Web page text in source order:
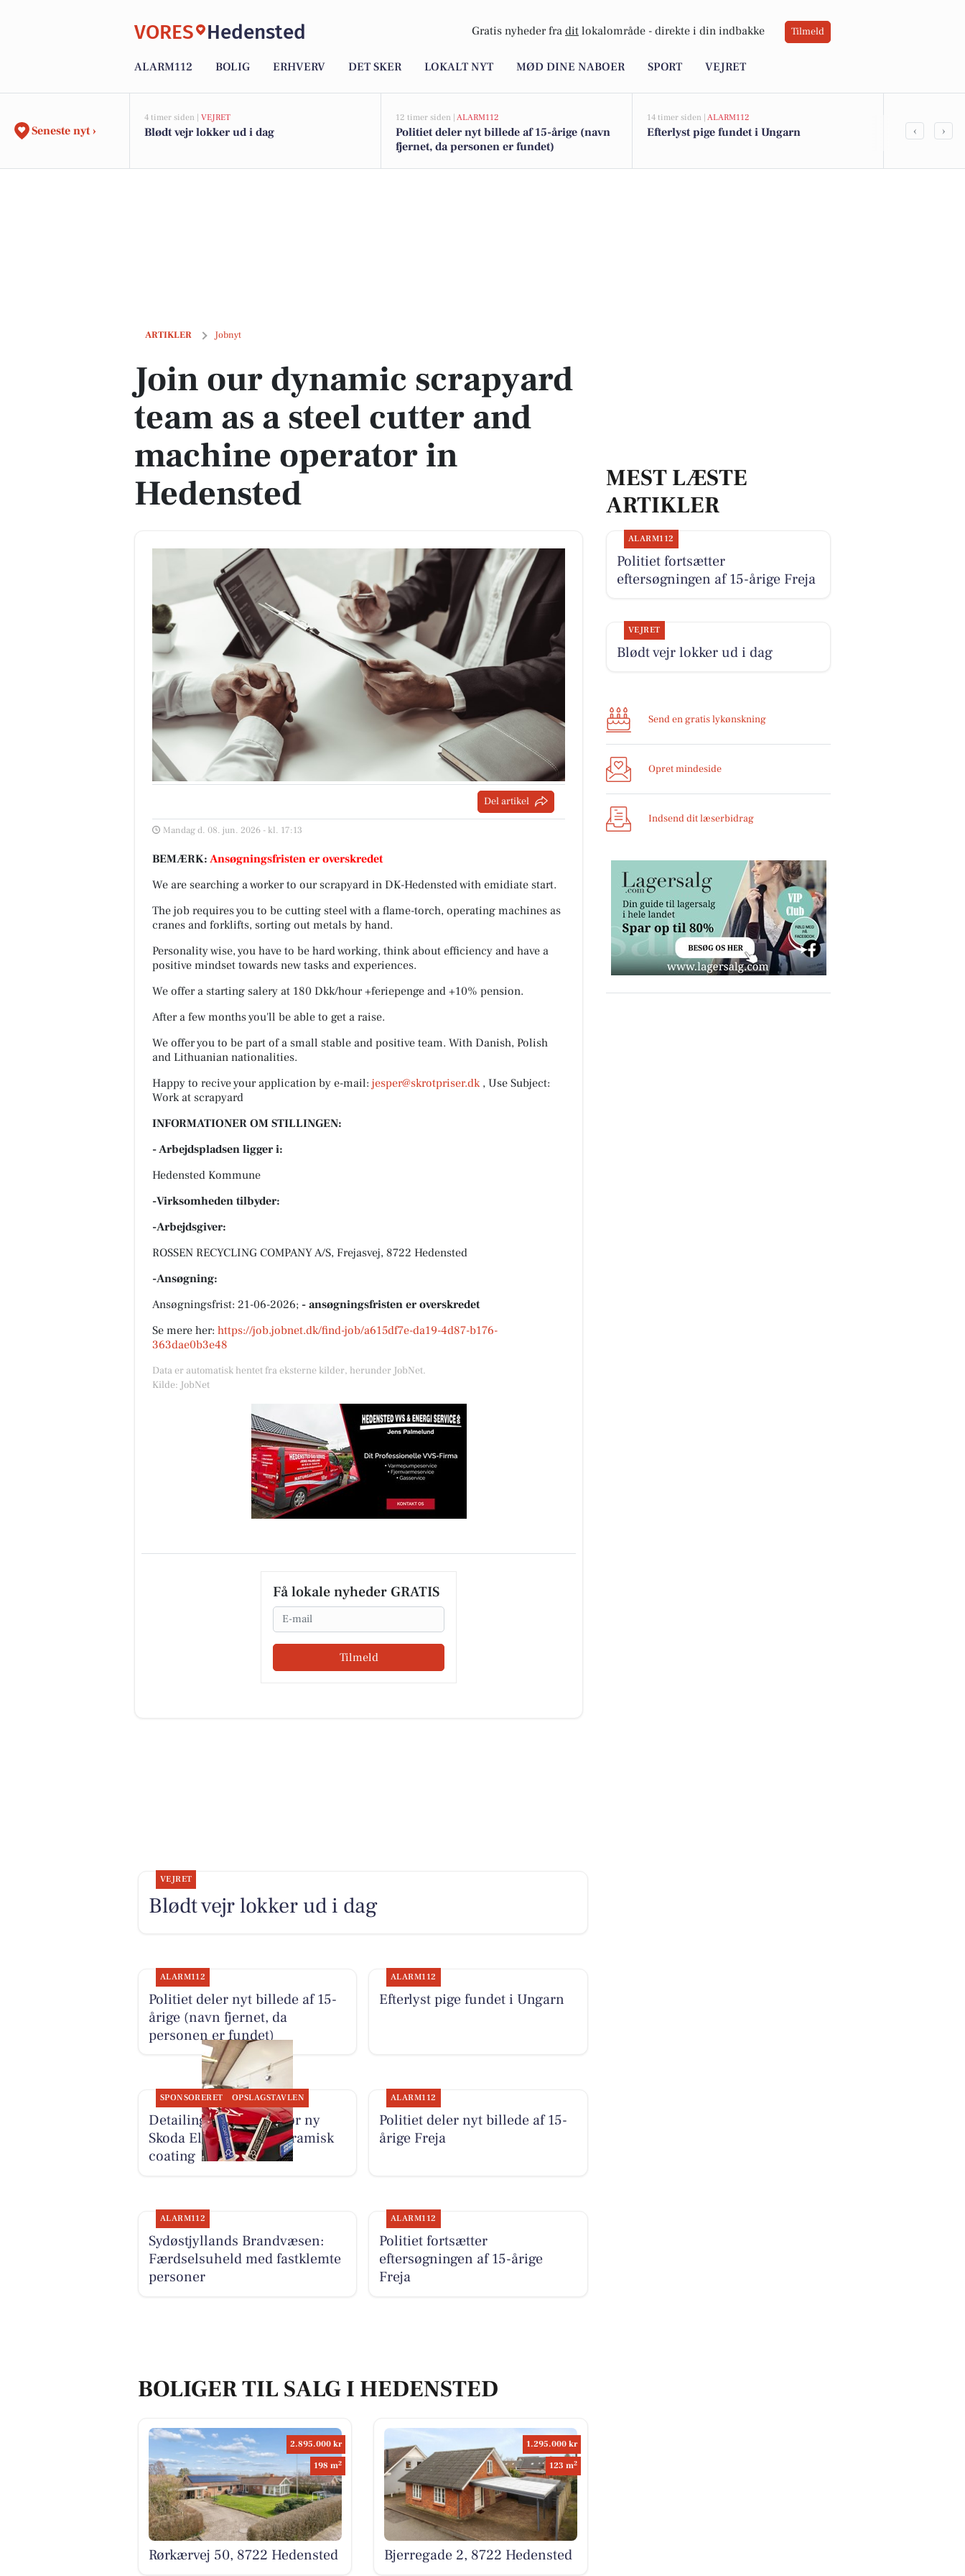
VORES Hedensted Gratis nyheder fra dit lokalområde - direkte i din indbakke Tilmeld
ALARM112 BOLIG ERHVERV DET SKER LOKALT NYT MØD DINE NABOER SPORT VEJRET
Seneste nyt ›
4 timer siden | VEJRET
Blødt vejr lokker ud i dag
12 timer siden | ALARM112
Politiet deler nyt billede af 15-årige (navn
fjernet, da personen er fundet)
14 timer siden | ALARM112
Efterlyst pige fundet i Ungarn Politiet
‹ ›
ARTIKLER Jobnyt
Join our dynamic scrapyard team as a steel cutter and machine operator in Hedensted
Join our dynamic scrapyard
team as a steel cutter and
machine operator in
Hedensted
Del artikel
Mandag d. 08. jun. 2026 - kl. 17:13
BEMÆRK: Ansøgningsfristen er overskredet
We are searching a worker to our scrapyard in DK-Hedensted with emidiate start.
The job requires you to be cutting steel with a flame-torch, operating machines as
cranes and forklifts, sorting out metals by hand.
Personality wise, you have to be hard working, think about efficiency and have a
positive mindset towards new tasks and experiences.
We offer a starting salery at 180 Dkk/hour +feriepenge and +10% pension.
After a few months you'll be able to get a raise.
We offer you to be part of a small stable and positive team. With Danish, Polish
and Lithuanian nationalities.
Happy to recive your application by e-mail: jesper@skrotpriser.dk, Use Subject:
Work at scrapyard
INFORMATIONER OM STILLINGEN:
- Arbejdspladsen ligger i:
Hedensted Kommune
-Virksomheden tilbyder:
-Arbejdsgiver:
ROSSEN RECYCLING COMPANY A/S, Frejasvej, 8722 Hedensted
-Ansøgning:
Ansøgningsfrist: 21-06-2026; - ansøgningsfristen er overskredet
Se mere her: https://job.jobnet.dk/find-job/a615df7e-da19-4d87-b176-
363dae0b3e48
Data er automatisk hentet fra eksterne kilder, herunder JobNet.
Kilde: JobNet
Få lokale nyheder GRATIS
Email
Tilmeld
MEST LÆSTE
ARTIKLER
ALARM112
Politiet fortsætter
eftersøgningen af 15-årige Freja
VEJRET
Blødt vejr lokker ud i dag
Send en gratis lykønskning
Opret mindeside
Indsend dit læserbidrag
VEJRET
Blødt vejr lokker ud i dag
ALARM112
Politiet deler nyt billede af 15-
årige (navn fjernet, da
personen er fundet)
ALARM112
Efterlyst pige fundet i Ungarn
SPONSORERET OPSLAGSTAVLEN
Detailing Center klargør ny
Skoda Elroq RS med keramisk
coating
ALARM112
Politiet deler nyt billede af 15-
årige Freja
ALARM112
Sydøstjyllands Brandvæsen:
Færdselsuheld med fastklemte
personer
ALARM112
Politiet fortsætter
eftersøgningen af 15-årige
Freja
BOLIGER TIL SALG I HEDENSTED
2.895.000 kr
198 m2
Rørkærvej 50, 8722 Hedensted
1.295.000 kr
123 m2
Bjerregade 2, 8722 Hedensted